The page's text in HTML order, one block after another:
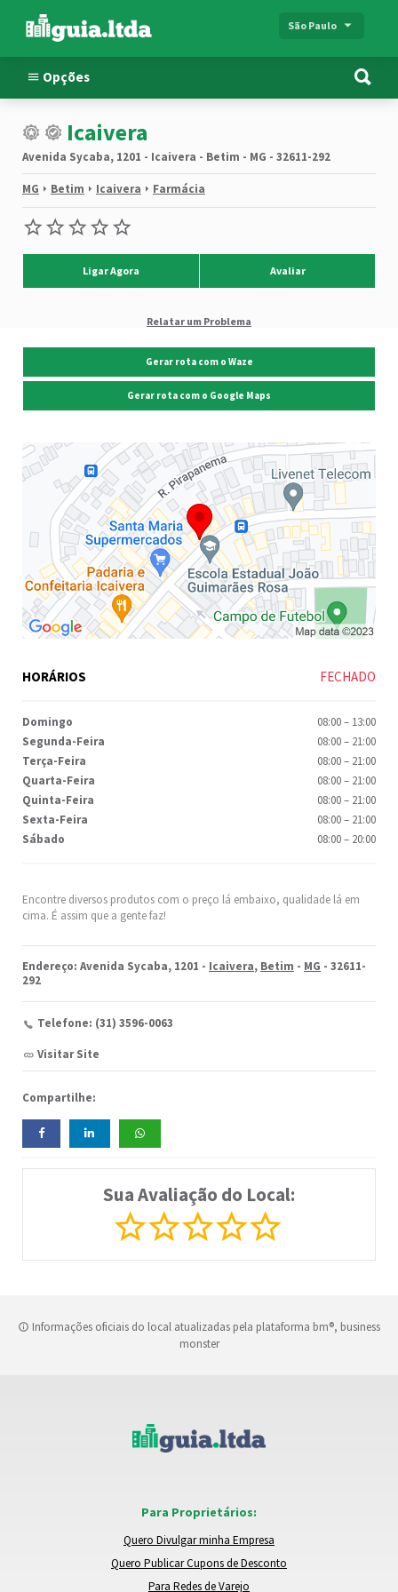
São Paulo
Opções
Icaivera
Avenida Sycaba, 1201 - Icaivera - Betim - MG - 32611-292
MG Betim Icaivera Farmácia
Ligar Agora Avaliar
Relatar um Problema
Encontre diversos produtos com o preço lá embaixo, qualidade lá em
cima. É assim que a gente faz!
Endereço: Avenida Sycaba, 1201 - Icaivera, Betim - MG - 32611-
292
Telefone: (31) 3596-0063
Visitar Site
Compartilhe:
Sua Avaliação do Local:
Gerar rota com o Waze
Gerar rota com o Google Maps
HORÁRIOS FECHADO
Domingo 08:00– 13:00
Segunda-Feira
08:00– 21:00
Terça-Feira
08:00– 21:00
Quarta-Feira
08:00– 21:00
Quinta-Feira
08:00– 21:00
Sexta-Feira
08:00– 21:00
Sábado
08:00– 20:00
Informações oficiais do local atualizadas pela plataforma bm®, business
monster
Para Proprietários:
Quero Divulgar minha Empresa
Quero Publicar Cupons de Desconto
Para Redes de Varejo